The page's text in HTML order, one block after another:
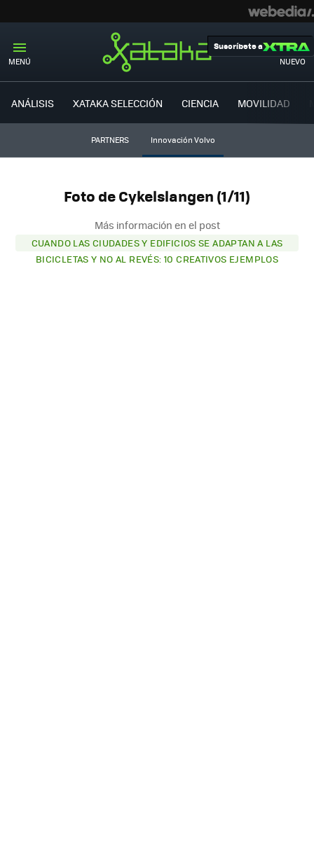
MENÚ NUEVO
Suscríbete a
ANÁLISIS XATAKA SELECCIÓN CIENCIA MOVILIDAD
PARTNERS Innovación Volvo
Foto de Cykelslangen (1/11)
Más información en el post
CUANDO LAS CIUDADES Y EDIFICIOS SE ADAPTAN A LAS
BICICLETAS Y NO AL REVÉS: 10 CREATIVOS EJEMPLOS